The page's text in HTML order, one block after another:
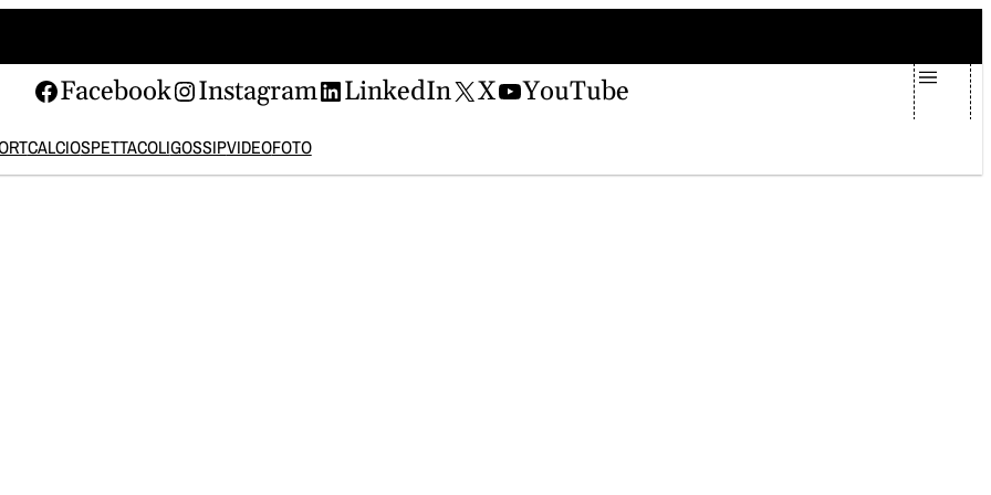
Facebook Instagram LinkedIn X YouTube
CALCIOSPETTACOLIGOSSIPVIDEOFOTO